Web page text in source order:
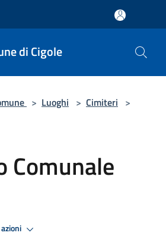
di Cigole
> Luoghi > Cimiteri >
Comunale